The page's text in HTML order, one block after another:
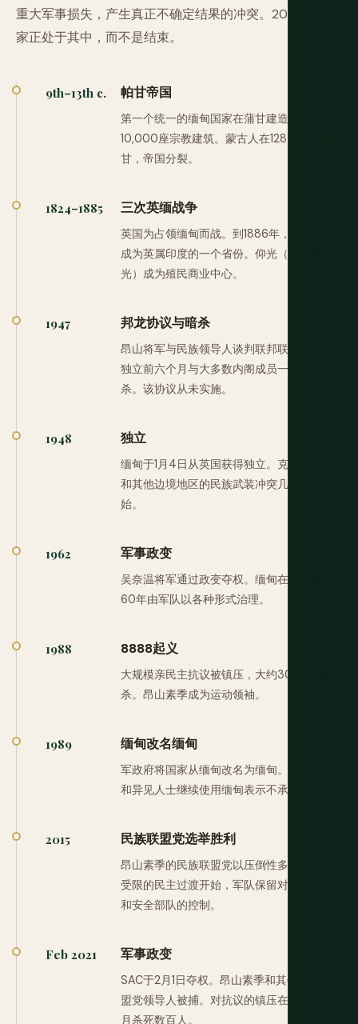
重大军事损失，产生真正不确定结果的冲突。2026年的国
家正处于其中，而不是结束。
9th–13th c. 帕甘帝国
第一个统一的缅甸国家在蒲甘建造超过
10,000座宗教建筑。蒙古人在1287年洗劫帕
甘，帝国分裂。
1824–1885 三次英缅战争
英国为占领缅甸而战。到1886年，整个缅甸
成为英属印度的一个省份。仰光（当时称仰
光）成为殖民商业中心。
1947 邦龙协议与暗杀
昂山将军与民族领导人谈判联邦联盟。他在
独立前六个月与大多数内阁成员一起被暗
杀。该协议从未实施。
1948 独立
缅甸于1月4日从英国获得独立。克伦、掸邦
和其他边境地区的民族武装冲突几乎立即开
始。
1962 军事政变
吴奈温将军通过政变夺权。缅甸在接下来的
60年由军队以各种形式治理。
1988 8888起义
大规模亲民主抗议被镇压，大约3000人被
杀。昂山素季成为运动领袖。
1989 缅甸改名缅甸
军政府将国家从缅甸改名为缅甸。民主政府
和异见人士继续使用缅甸表示不承认。
2015 民族联盟党选举胜利
昂山素季的民族联盟党以压倒性多数获胜。
受限的民主过渡开始，军队保留对关键部委
和安全部队的控制。
Feb 2021 军事政变
SAC于2月1日夺权。昂山素季和其他民族联
盟党领导人被捕。对抗议的镇压在最初几个
月杀死数百人。